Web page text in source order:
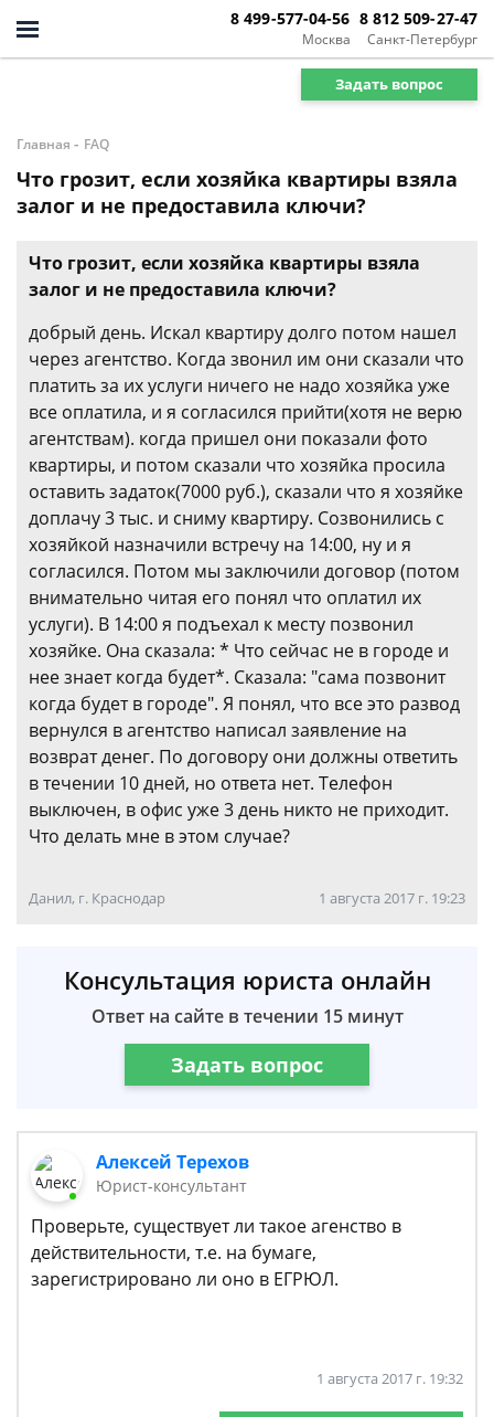
Москва
8 499-577-04-56
Санкт-Петербург
8 812 509-27-47
Задать вопрос
Главная - FAQ
Что грозит, если хозяйка квартиры взяла
залог и не предоставила ключи?
Что грозит, если хозяйка квартиры взяла
залог и не предоставила ключи?
добрый день. Искал квартиру долго потом нашел
через агентство. Когда звонил им они сказали что
платить за их услуги ничего не надо хозяйка уже
все оплатила, и я согласился прийти(хотя не верю
агентствам). когда пришел они показали фото
квартиры, и потом сказали что хозяйка просила
оставить задаток(7000 руб.), сказали что я хозяйке
доплачу 3 тыс. и сниму квартиру. Созвонились с
хозяйкой назначили встречу на 14:00, ну и я
согласился. Потом мы заключили договор (потом
внимательно читая его понял что оплатил их
услуги). В 14:00 я подъехал к месту позвонил
хозяйке. Она сказала: * Что сейчас не в городе и
нее знает когда будет*. Сказала: "сама позвонит
когда будет в городе". Я понял, что все это развод
вернулся в агентство написал заявление на
возврат денег. По договору они должны ответить
в течении 10 дней, но ответа нет. Телефон
выключен, в офис уже 3 день никто не приходит.
Что делать мне в этом случае?
Данил, г. Краснодар 1 августа 2017 г. 19:23
Консультация юриста онлайн
Ответ на сайте в течении 15 минут
Задать вопрос
Алексей Терехов
Юрист-консультант
Проверьте, существует ли такое агенство в
действительности, т.е. на бумаге,
зарегистрировано ли оно в ЕГРЮЛ.
1 августа 2017 г. 19:32